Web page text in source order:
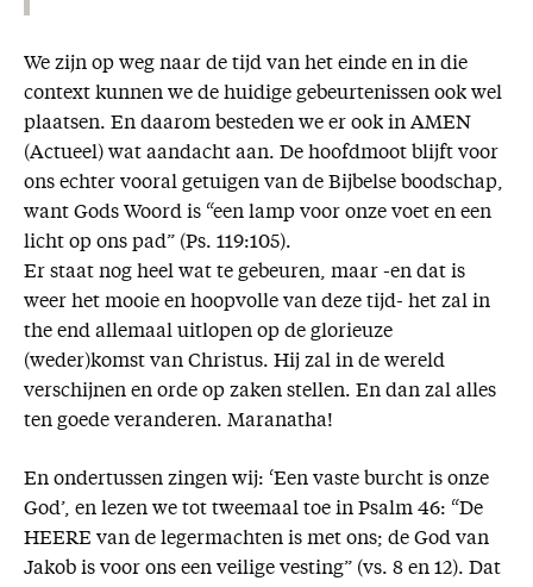
We zijn op weg naar de tijd van het einde en in die
context kunnen we de huidige gebeurtenissen ook wel
plaatsen. En daarom besteden we er ook in AMEN
(Actueel) wat aandacht aan. De hoofdmoot blijft voor
ons echter vooral getuigen van de Bijbelse boodschap,
want Gods Woord is “een lamp voor onze voet en een
licht op ons pad” (Ps. 119:105).
Er staat nog heel wat te gebeuren, maar -en dat is
weer het mooie en hoopvolle van deze tijd- het zal in
the end allemaal uitlopen op de glorieuze
(weder)komst van Christus. Hij zal in de wereld
verschijnen en orde op zaken stellen. En dan zal alles
ten goede veranderen. Maranatha!
En ondertussen zingen wij: ‘Een vaste burcht is onze
God’, en lezen we tot tweemaal toe in Psalm 46: “De
HEERE van de legermachten is met ons; de God van
Jakob is voor ons een veilige vesting” (vs. 8 en 12). Dat